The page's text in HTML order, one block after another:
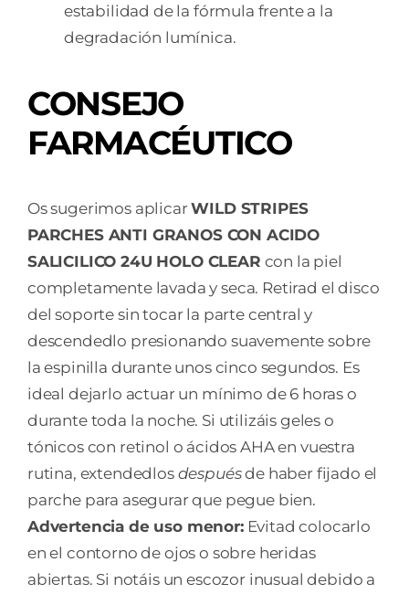
estabilidad de la fórmula frente a la
degradación lumínica.
CONSEJO
FARMACÉUTICO
Os sugerimos aplicarWILD STRIPES
PARCHES ANTI GRANOS CON ACIDO
SALICILICO 24U HOLO CLEAR con la piel
completamente lavada y seca. Retirad el disco
del soporte sin tocar la parte central y
descendedlo presionando suavemente sobre
la espinilla durante unos cinco segundos. Es
ideal dejarlo actuar un mínimo de 6 horas o
durante toda la noche. Si utilizáis geles o
tónicos con retinol o ácidos AHA en vuestra
rutina, extendedlos despuésde haber fijado el
parche para asegurar que pegue bien.
Advertencia de uso menor:Evitad colocarlo
en el contorno de ojos o sobre heridas
abiertas. Si notáis un escozor inusual debido a